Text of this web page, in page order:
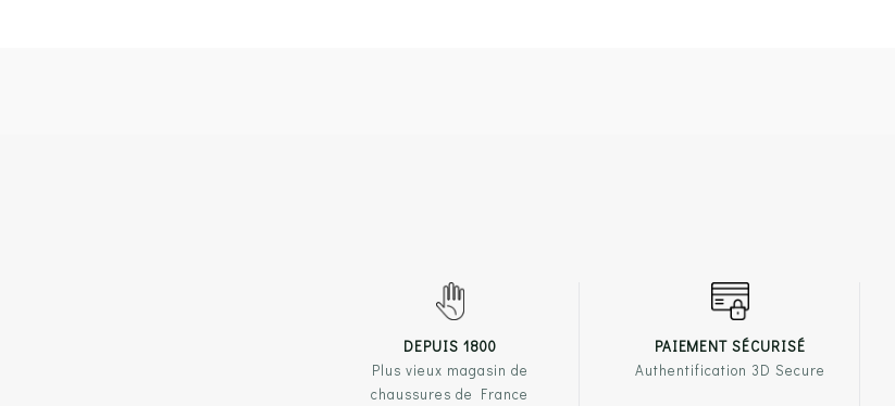
DEPUIS 1800
Plus vieux magasin de
chaussures de France
PAIEMENT SÉCURISÉ
Authentification 3D Secure